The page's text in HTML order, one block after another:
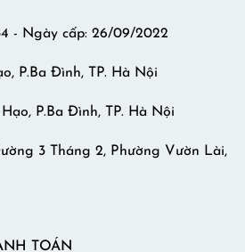
- Ngày cấp: 26/09/2022
P.Ba Đình, TP. Hà Nội
P.Ba Đình, TP. Hà Nội
3 Tháng 2, Phường Vườn Lài,
TOÁN